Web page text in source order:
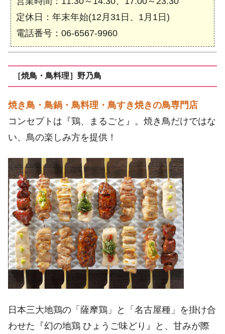
定休日：年末年始(12月31日、1月1日)
電話番号：06-6567-9960
［焼鳥・鳥料理］野乃鳥
焼き鳥・鳥鍋・鳥料理・鳥すき焼きの鳥専門店
コンセプトは『鶏、まるごと』。焼き鳥だけではな
い、鳥の楽しみ方を提供！
日本三大地鶏の「薩摩鶏」と「名古屋種」を掛け合
わせた『幻の地鶏 ひょうご味どり』と、甘みが際